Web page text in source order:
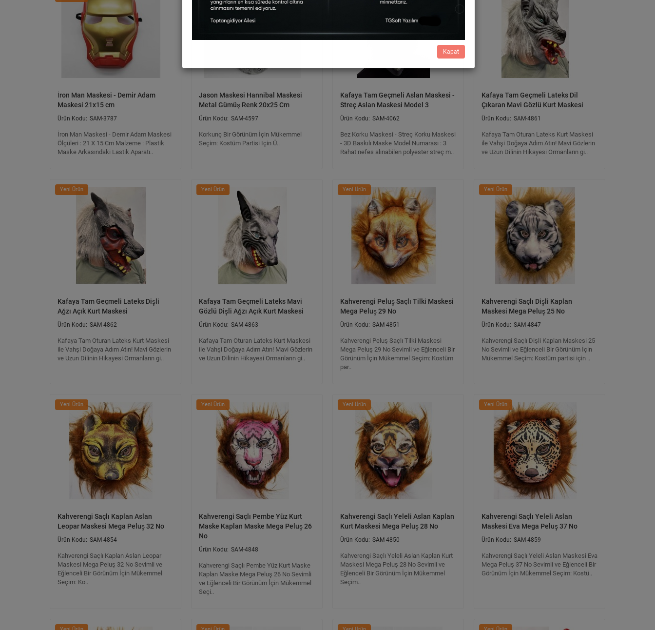
İron Man Maskesi - Demir Adam
Maskesi 21x15 cm
SAM-3787
İron Man Maskesi - Demir Adam Maskesi
Ölçüleri : 21 X 15 Cm Malzeme : Plastik
Maske Arkasındaki Lastik Aparatı..
Jason Maskesi Hannibal Maskesi
Metal Gümüş Renk 20x25 Cm
SAM-4597
Korkunç Bir Görünüm İçin Mükemmel
Seçim: Kostüm Partisi Için Ü..
Kafaya Tam Geçmeli Aslan Maskesi -
Streç Aslan Maskesi Model 3
SAM-4062
Bez Korku Maskesi - Streç Korku Maskesi
- 3D Baskılı Maske Model Numarası : 3
Rahat nefes alınabilen polyester streç m..
Kafaya Tam Geçmeli Lateks Dil
Çıkaran Mavi Gözlü Kurt Maskesi
SAM-4861
Kafaya Tam Oturan Lateks Kurt Maskesi
ile Vahşi Doğaya Adım Atın! Mavi Gözlerin
ve Uzun Dilinin Hikayesi Ormanların gi..
Yeni Ürün
Kafaya Tam Geçmeli Lateks Dişli
Ağzı Açık Kurt Maskesi
SAM-4862
Kafaya Tam Oturan Lateks Kurt Maskesi
ile Vahşi Doğaya Adım Atın! Mavi Gözlerin
ve Uzun Dilinin Hikayesi Ormanların gi..
Yeni Ürün
Kafaya Tam Geçmeli Lateks Mavi
Gözlü Dişli Ağzı Açık Kurt Maskesi
SAM-4863
Kafaya Tam Oturan Lateks Kurt Maskesi
ile Vahşi Doğaya Adım Atın! Mavi Gözlerin
ve Uzun Dilinin Hikayesi Ormanların gi..
Yeni Ürün
Kahverengi Peluş Saçlı Tilki Maskesi
Mega Peluş 29 No
SAM-4851
Kahverengi Peluş Saçlı Tilki Maskesi
Mega Peluş 29 No Sevimli ve Eğlenceli Bir
Görünüm İçin Mükemmel Seçim: Kostüm
par..
Yeni Ürün
Kahverengi Saçlı Dişli Kaplan
Maskesi Mega Peluş 25 No
SAM-4847
Kahverengi Saçlı Dişli Kaplan Maskesi 25
No Sevimli ve Eğlenceli Bir Görünüm İçin
Mükemmel Seçim: Kostüm partisi için ..
Yeni Ürün
Kahverengi Saçlı Kaplan Aslan
Leopar Maskesi Mega Peluş 32 No
SAM-4854
Kahverengi Saçlı Kaplan Aslan Leopar
Maskesi Mega Peluş 32 No Sevimli ve
Eğlenceli Bir Görünüm İçin Mükemmel
Seçim: Ko..
Yeni Ürün
Kahverengi Saçlı Pembe Yüz Kurt
Maske Kaplan Maske Mega Peluş 26
No
SAM-4848
Kahverengi Saçlı Pembe Yüz Kurt Maske
Kaplan Maske Mega Peluş 26 No Sevimli
ve Eğlenceli Bir Görünüm İçin Mükemmel
Seçi..
Yeni Ürün
Kahverengi Saçlı Yeleli Aslan Kaplan
Kurt Maskesi Mega Peluş 28 No
SAM-4850
Kahverengi Saçlı Yeleli Aslan Kaplan Kurt
Maskesi Mega Peluş 28 No Sevimli ve
Eğlenceli Bir Görünüm İçin Mükemmel
Seçim..
Yeni Ürün
Kahverengi Saçlı Yeleli Aslan
Maskesi Eva Mega Peluş 37 No
SAM-4859
Kahverengi Saçlı Yeleli Aslan Maskesi Eva
Mega Peluş 37 No Sevimli ve Eğlenceli Bir
Görünüm İçin Mükemmel Seçim: Kostü..
Kapat